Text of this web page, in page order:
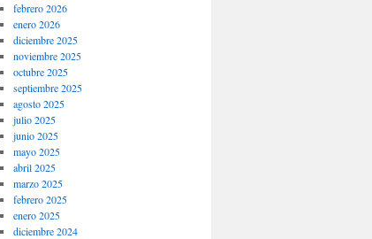
febrero 2026
enero 2026
diciembre 2025
noviembre 2025
octubre 2025
septiembre 2025
agosto 2025
julio 2025
junio 2025
mayo 2025
abril 2025
marzo 2025
febrero 2025
enero 2025
diciembre 2024